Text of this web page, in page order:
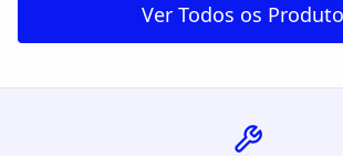
Ver Todos os